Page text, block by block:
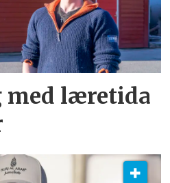
med læretida